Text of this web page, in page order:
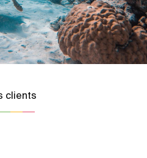
clients